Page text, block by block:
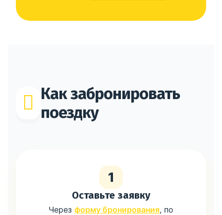
Как забронировать
поездку
1
Оставьте заявку
Через форму бронирования, по